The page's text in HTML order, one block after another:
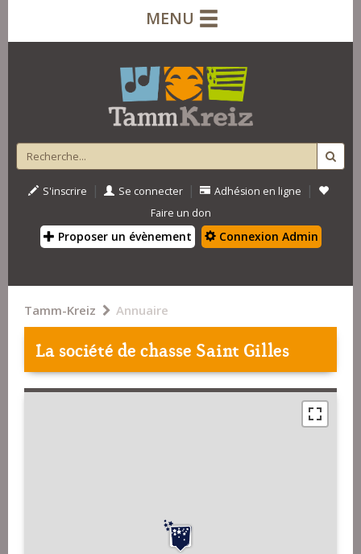
MENU
S'inscrire | Se connecter | Adhésion en ligne |
Faire un don
Proposer un évènement Connexion Admin
Tamm-Kreiz Annuaire
La société de chasse Saint Gilles